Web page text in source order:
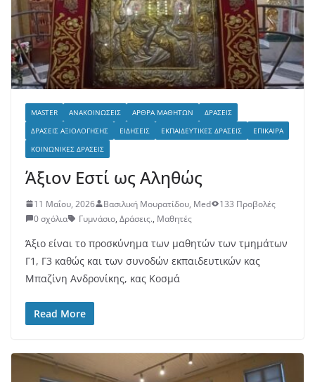
MASTER ΑΝΑΚΟΙΝΏΣΕΙΣ ΆΡΘΡΑ ΜΑΘΗΤΏΝ
ΔΡΆΣΕΙΣ
ΔΡΆΣΕΙΣ ΑΞΙΟΛΌΓΗΣΗΣ
ΕΙΔΉΣΕΙΣ ΕΚΠΑΙΔΕΥΤΙΚΈΣ ΔΡΆΣΕΙΣ
ΕΠΊΚΑΙΡΑ
ΚΟΙΝΩΝΙΚΈΣ ΔΡΆΣΕΙΣ
Άξιον Εστί ως Αληθώς
11 Μαΐου, 2026 Βασιλική Μουρατίδου, Med
133 Προβολές
0 σχόλια
Γυμνάσιο, Δράσεις., Μαθητές
Άξιο είναι το προσκύνημα των μαθητών των τμημάτων
Γ1, Γ3 καθώς και των συνοδών εκπαιδευτικών κας
Μπαζίνη Ανδρονίκης, κας Κοσμά
Read More